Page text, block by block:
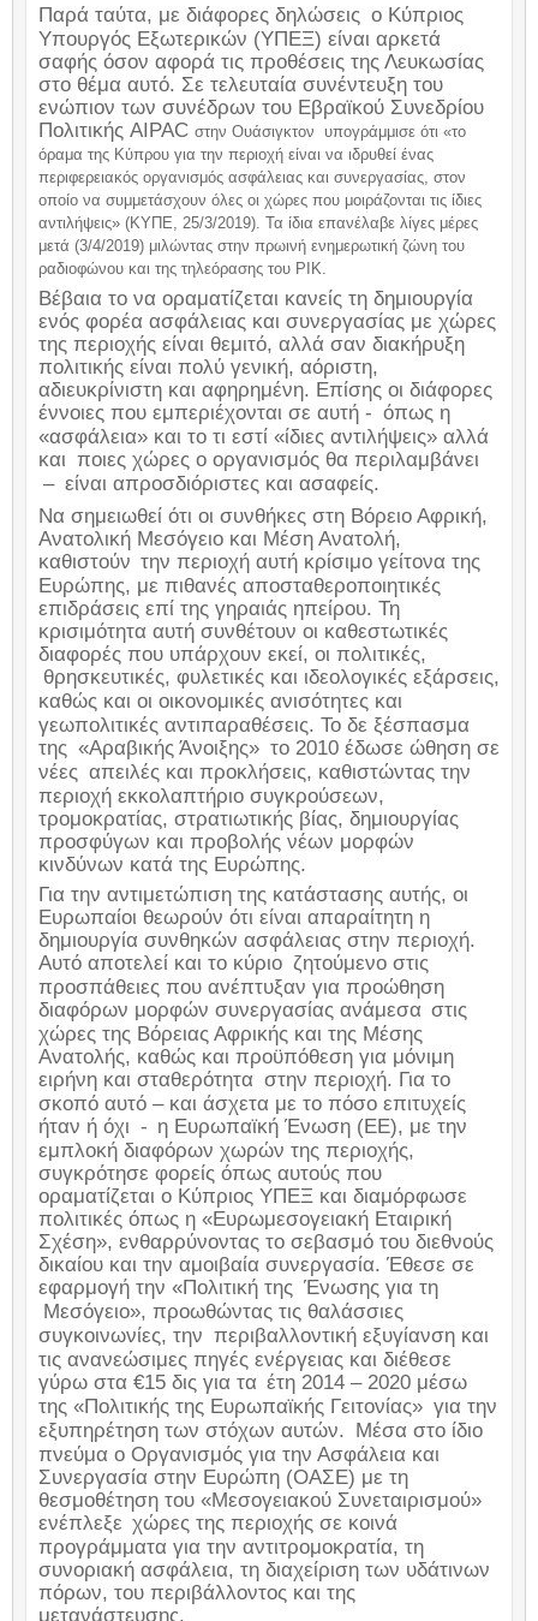
Παρά ταύτα, με διάφορες δηλώσεις ο Κύπριος
Υπουργός Εξωτερικών (ΥΠΕΞ) είναι αρκετά
σαφής όσον αφορά τις προθέσεις της Λευκωσίας
στο θέμα αυτό. Σε τελευταία συνέντευξη του
ενώπιον των συνέδρων του Εβραϊκού Συνεδρίου
Πολιτικής AIPAC στην Ουάσιγκτον υπογράμμισε ότι «το
όραμα της Κύπρου για την περιοχή είναι να ιδρυθεί ένας
περιφερειακός οργανισμός ασφάλειας και συνεργασίας, στον
οποίο να συμμετάσχουν όλες οι χώρες που μοιράζονται τις ίδιες
αντιλήψεις» (ΚΥΠΕ, 25/3/2019). Τα ίδια επανέλαβε λίγες μέρες
μετά (3/4/2019) μιλώντας στην πρωινή ενημερωτική ζώνη του
ραδιοφώνου και της τηλεόρασης του ΡΙΚ.
Βέβαια το να οραματίζεται κανείς τη δημιουργία
ενός φορέα ασφάλειας και συνεργασίας με χώρες
της περιοχής είναι θεμιτό, αλλά σαν διακήρυξη
πολιτικής είναι πολύ γενική, αόριστη,
αδιευκρίνιστη και αφηρημένη. Επίσης οι διάφορες
έννοιες που εμπεριέχονται σε αυτή - όπως η
«ασφάλεια» και το τι εστί «ίδιες αντιλήψεις» αλλά
και ποιες χώρες ο οργανισμός θα περιλαμβάνει
– είναι απροσδιόριστες και ασαφείς.
Να σημειωθεί ότι οι συνθήκες στη Βόρειο Αφρική,
Ανατολική Μεσόγειο και Μέση Ανατολή,
καθιστούν την περιοχή αυτή κρίσιμο γείτονα της
Ευρώπης, με πιθανές αποσταθεροποιητικές
επιδράσεις επί της γηραιάς ηπείρου. Τη
κρισιμότητα αυτή συνθέτουν οι καθεστωτικές
διαφορές που υπάρχουν εκεί, οι πολιτικές,
θρησκευτικές, φυλετικές και ιδεολογικές εξάρσεις,
καθώς και οι οικονομικές ανισότητες και
γεωπολιτικές αντιπαραθέσεις. Το δε ξέσπασμα
της «Αραβικής Άνοιξης» το 2010 έδωσε ώθηση σε
νέες απειλές και προκλήσεις, καθιστώντας την
περιοχή εκκολαπτήριο συγκρούσεων,
τρομοκρατίας, στρατιωτικής βίας, δημιουργίας
προσφύγων και προβολής νέων μορφών
κινδύνων κατά της Ευρώπης.
Για την αντιμετώπιση της κατάστασης αυτής, οι
Ευρωπαίοι θεωρούν ότι είναι απαραίτητη η
δημιουργία συνθηκών ασφάλειας στην περιοχή.
Αυτό αποτελεί και το κύριο ζητούμενο στις
προσπάθειες που ανέπτυξαν για προώθηση
διαφόρων μορφών συνεργασίας ανάμεσα στις
χώρες της Βόρειας Αφρικής και της Μέσης
Ανατολής, καθώς και προϋπόθεση για μόνιμη
ειρήνη και σταθερότητα στην περιοχή. Για το
σκοπό αυτό – και άσχετα με το πόσο επιτυχείς
ήταν ή όχι - η Ευρωπαϊκή Ένωση (ΕΕ), με την
εμπλοκή διαφόρων χωρών της περιοχής,
συγκρότησε φορείς όπως αυτούς που
οραματίζεται ο Κύπριος ΥΠΕΞ και διαμόρφωσε
πολιτικές όπως η «Ευρωμεσογειακή Εταιρική
Σχέση», ενθαρρύνοντας το σεβασμό του διεθνούς
δικαίου και την αμοιβαία συνεργασία. Έθεσε σε
εφαρμογή την «Πολιτική της Ένωσης για τη
Μεσόγειο», προωθώντας τις θαλάσσιες
συγκοινωνίες, την περιβαλλοντική εξυγίανση και
τις ανανεώσιμες πηγές ενέργειας και διέθεσε
γύρω στα €15 δις για τα έτη 2014 – 2020 μέσω
της «Πολιτικής της Ευρωπαϊκής Γειτονίας» για την
εξυπηρέτηση των στόχων αυτών. Μέσα στο ίδιο
πνεύμα ο Οργανισμός για την Ασφάλεια και
Συνεργασία στην Ευρώπη (ΟΑΣΕ) με τη
θεσμοθέτηση του «Μεσογειακού Συνεταιρισμού»
ενέπλεξε χώρες της περιοχής σε κοινά
προγράμματα για την αντιτρομοκρατία, τη
συνοριακή ασφάλεια, τη διαχείριση των υδάτινων
πόρων, του περιβάλλοντος και της
μετανάστευσης.